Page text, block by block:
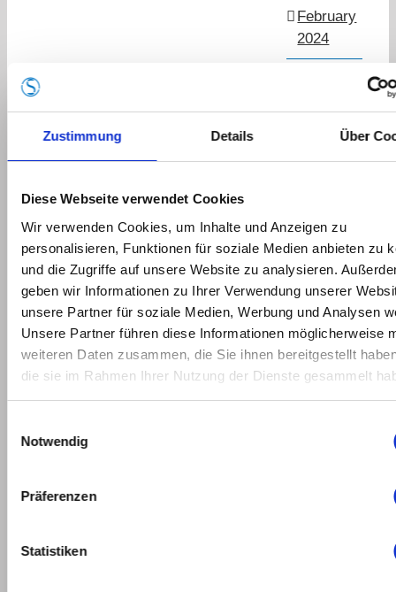
Zustimmung Details Über
Diese Webseite verwendet Cookies
Wir verwenden Cookies, um Inhalte und Anzeigen zu
personalisieren, Funktionen für soziale Medien anbieten zu
und die Zugriffe auf unsere Website zu analysieren.
geben wir Informationen zu Ihrer Verwendung unserer
unsere Partner für soziale Medien, Werbung und Analysen
Unsere Partner führen diese Informationen möglicherweise
weiteren Daten zusammen, die Sie ihnen bereitgestellt
die sie im Rahmen Ihrer Nutzung der Dienste gesammelt
Notwendig
Präferenzen
Statistiken
February
2024
2022
2022
January
2022
May
2021